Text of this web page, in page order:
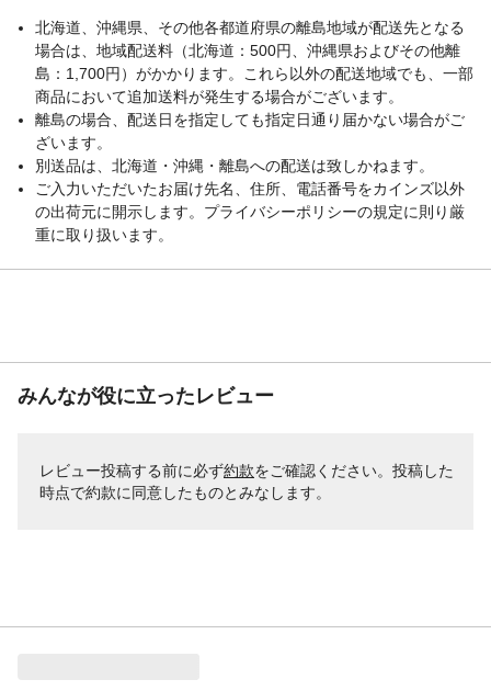
北海道、沖縄県、その他各都道府県の離島地域が配送先となる
場合は、地域配送料（北海道：500円、沖縄県およびその他離
島：1,700円）がかかります。これら以外の配送地域でも、一部
商品において追加送料が発生する場合がございます。
離島の場合、配送日を指定しても指定日通り届かない場合がご
ざいます。
別送品は、北海道・沖縄・離島への配送は致しかねます。
ご入力いただいたお届け先名、住所、電話番号をカインズ以外
の出荷元に開示します。プライバシーポリシーの規定に則り厳
重に取り扱います。
みんなが役に立ったレビュー
レビュー投稿する前に必ず約款をご確認ください。投稿した
時点で約款に同意したものとみなします。